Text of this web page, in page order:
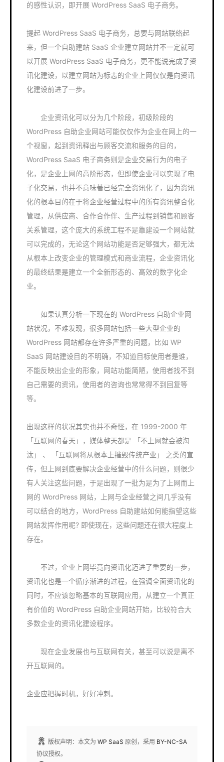
的感性认识，即开展 WordPress SaaS 电子商务。
提起 WordPress SaaS 电子商务，总要与网站联络起
来，但一个自助建站 SaaS 企业建立网站并不一定就可
以开展 WordPress SaaS 电子商务，更不能说完成了资
讯化建设，以建立网站为标志的企业上网仅仅是向资讯
化建设前进了一步。
企业资讯化可以分为几个阶段，初级阶段的
WordPress 自助企业网站可能仅仅作为企业在网上的一
个视窗，起到资讯释出与顾客交流和服务的目的，
WordPress SaaS 电子商务则是企业交易行为的电子
化，是企业上网的高阶形态，但即使企业可以实现了电
子化交易，也并不意味著已经完全资讯化了，因为资讯
化的根本目的在于将企业经营过程中的所有资讯整合化
管理，从供应商、合作合作伴、生产过程到销售和顾客
关系管理，这个庞大的系统工程不是靠建设一个网站就
可以完成的，无论这个网站功能是否足够强大，都无法
从根本上改变企业的管理模式和商业流程，企业资讯化
的最终结果是建立一个全新形态的、高效的数字化企
业。
如果认真分析一下现在的 WordPress 自助企业网
站状况，不难发现，很多网站包括一些大型企业的
WordPress 网站都存在许多严重的问题，比如 WP
SaaS 网站建设目的不明确，不知道目标使用者是谁，
不能反映出企业的形象，网站功能简陋，使用者找不到
自己需要的资讯，使用者的咨询也常常得不到回复等
等。
出现这样的状况其实也并不奇怪，在 1999-2000 年
「互联网的春天」，媒体整天都是 「不上网就会被淘
汰」 、 「互联网将从根本上摧毁传统产业」 之类的宣
传，但上网到底要解决企业经营中的什么问题，则很少
有人关注这些问题，于是出现了一批为是为了上网而上
网的 WordPress 网站，上网与企业经营之间几乎没有
可以结合的地方，WordPress 自助建站如何能指望这些
网站发挥作用呢? 即使现在，这些问题还在很大程度上
存在。
不过，企业上网毕竟向资讯化迈进了重要的一步，
资讯化也是一个循序渐进的过程，在强调全面资讯化的
同时，不应该忽略基本的互联网应用，从建立一个真正
有价值的 WordPress 自助企业网站开始，比较符合大
多数企业的资讯化建设程序。
现在企业发展也与互联网有关，甚至可以说是离不
开互联网的。
企业应把握时机，好好冲刺。
版权声明：本文为 WP SaaS 原创，采用 BY-NC-SA
协议授权。